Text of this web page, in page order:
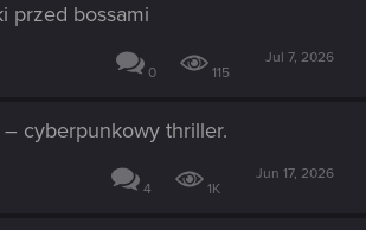
przed bossami
0 115
Jul 7, 2026
cyberpunkowy thriller.
4 1K
Jun 17, 2026